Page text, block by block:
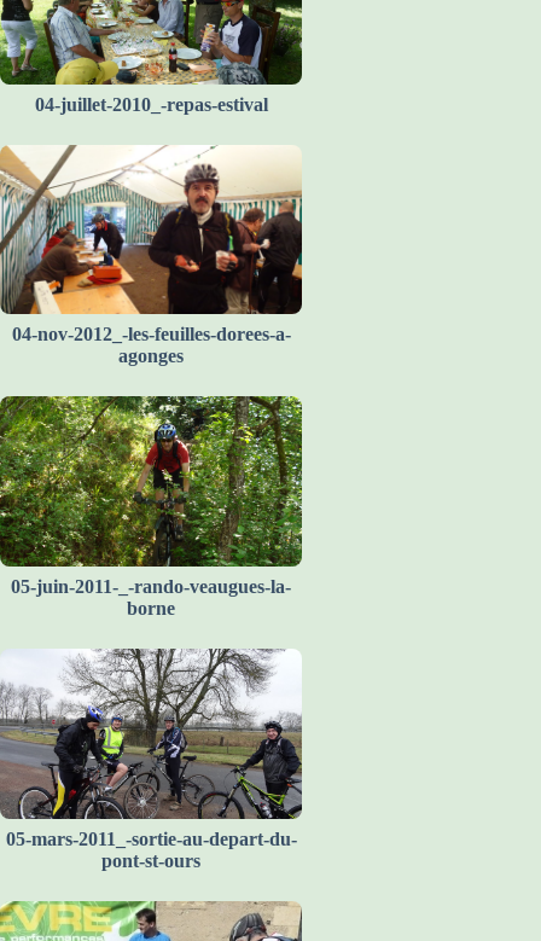
04-juillet-2010_-repas-estival
04-nov-2012_-les-feuilles-dorees-a-
agonges
05-juin-2011-_-rando-veaugues-la-
borne
05-mars-2011_-sortie-au-depart-du-
pont-st-ours